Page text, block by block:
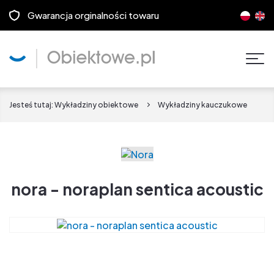
Gwarancja orginalności towaru
Jesteś tutaj: Wykładziny obiektowe Wykładziny kauczukowe
nora - noraplan sentica acoustic